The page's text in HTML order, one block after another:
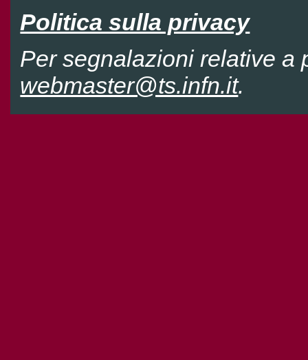
Politica sulla privacy
Per segnalazioni relative a
webmaster@ts.infn.it.